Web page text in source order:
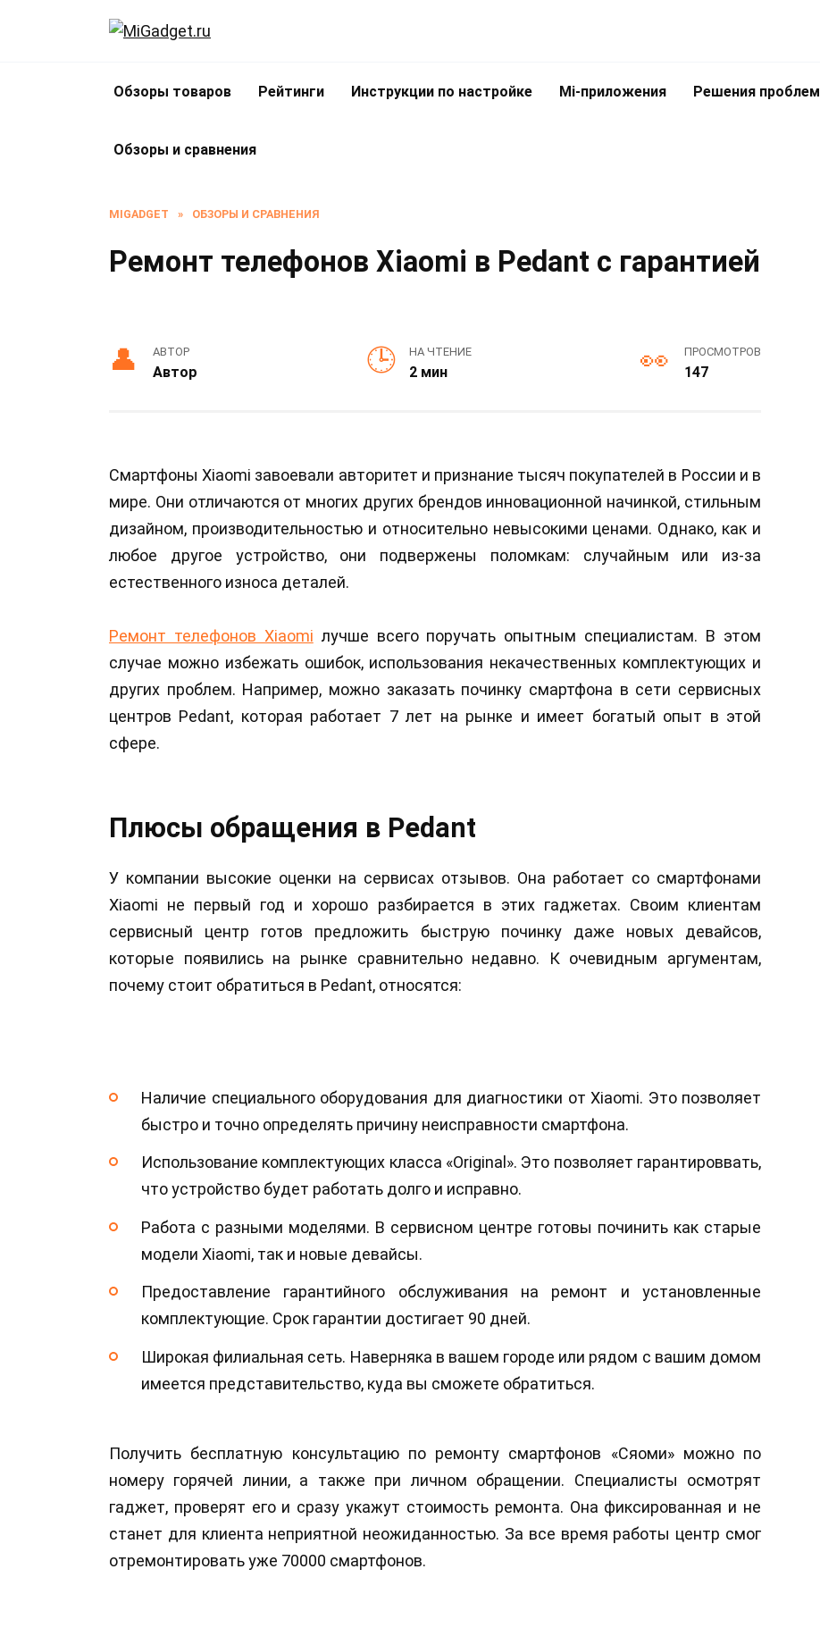
Обзоры товаров Рейтинги Инструкции по настройке Mi-приложения Решения проблем
Обзоры и сравнения
MIGADGET » ОБЗОРЫ И СРАВНЕНИЯ
Ремонт телефонов Xiaomi в Pedant с гарантией
АВТОР
Автор
НА ЧТЕНИЕ
2 мин
ПРОСМОТРОВ
147
Смартфоны Xiaomi завоевали авторитет и признание тысяч покупателей в России и в
мире. Они отличаются от многих других брендов инновационной начинкой, стильным
дизайном, производительностью и относительно невысокими ценами. Однако, как и
любое другое устройство, они подвержены поломкам: случайным или из-за
естественного износа деталей.
Ремонт телефонов Xiaomi лучше всего поручать опытным специалистам. В этом
случае можно избежать ошибок, использования некачественных комплектующих и
других проблем. Например, можно заказать починку смартфона в сети сервисных
центров Pedant, которая работает 7 лет на рынке и имеет богатый опыт в этой
сфере.
Плюсы обращения в Pedant
У компании высокие оценки на сервисах отзывов. Она работает со смартфонами
Xiaomi не первый год и хорошо разбирается в этих гаджетах. Своим клиентам
сервисный центр готов предложить быструю починку даже новых девайсов,
которые появились на рынке сравнительно недавно. К очевидным аргументам,
почему стоит обратиться в Pedant, относятся:
Наличие специального оборудования для диагностики от Xiaomi. Это позволяет
быстро и точно определять причину неисправности смартфона.
Использование комплектующих класса «Original». Это позволяет гарантироввать,
что устройство будет работать долго и исправно.
Работа с разными моделями. В сервисном центре готовы починить как старые
модели Xiaomi, так и новые девайсы.
Предоставление гарантийного обслуживания на ремонт и установленные
комплектующие. Срок гарантии достигает 90 дней.
Широкая филиальная сеть. Наверняка в вашем городе или рядом с вашим домом
имеется представительство, куда вы сможете обратиться.
Получить бесплатную консультацию по ремонту смартфонов «Сяоми» можно по
номеру горячей линии, а также при личном обращении. Специалисты осмотрят
гаджет, проверят его и сразу укажут стоимость ремонта. Она фиксированная и не
станет для клиента неприятной неожиданностью. За все время работы центр смог
отремонтировать уже 70000 смартфонов.